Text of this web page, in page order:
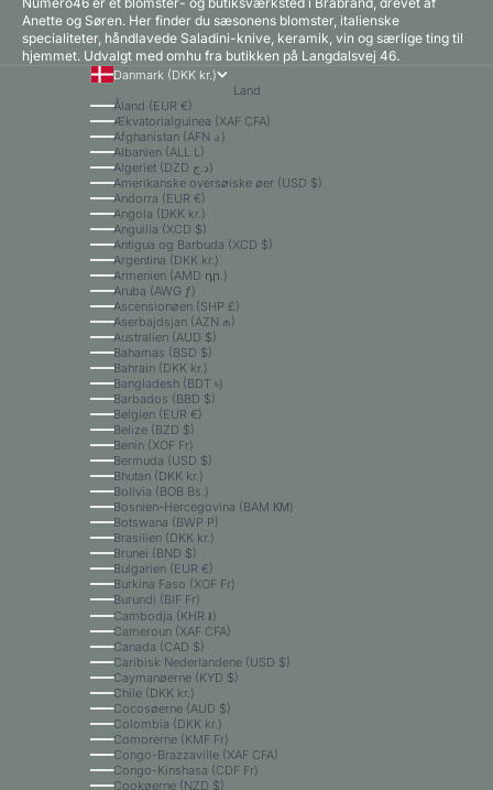
Anette og Søren. Her finder du sæsonens blomster, italienske
specialiteter, håndlavede Saladini-knive, keramik, vin og særlige ting til
hjemmet. Udvalgt med omhu fra butikken på Langdalsvej 46.
Danmark (DKK kr.)
Land
Åland (EUR €)
Ækvatorialguinea (XAF CFA)
Afghanistan (AFN ؋)
Albanien (ALL L)
Algeriet (DZD د.ج)
Amerikanske oversøiske øer (USD $)
Andorra (EUR €)
Angola (DKK kr.)
Anguilla (XCD $)
Antigua og Barbuda (XCD $)
Argentina (DKK kr.)
Armenien (AMD դր.)
Aruba (AWG ƒ)
Ascensionøen (SHP £)
Aserbajdsjan (AZN ₼)
Australien (AUD $)
Bahamas (BSD $)
Bahrain (DKK kr.)
Bangladesh (BDT ৳)
Barbados (BBD $)
Belgien (EUR €)
Belize (BZD $)
Benin (XOF Fr)
Bermuda (USD $)
Bhutan (DKK kr.)
Bolivia (BOB Bs.)
Bosnien-Hercegovina (BAM КМ)
Botswana (BWP P)
Brasilien (DKK kr.)
Brunei (BND $)
Bulgarien (EUR €)
Burkina Faso (XOF Fr)
Burundi (BIF Fr)
Cambodja (KHR ៛)
Cameroun (XAF CFA)
Canada (CAD $)
Caribisk Nederlandene (USD $)
Caymanøerne (KYD $)
Chile (DKK kr.)
Cocosøerne (AUD $)
Colombia (DKK kr.)
Comorerne (KMF Fr)
Congo-Brazzaville (XAF CFA)
Congo-Kinshasa (CDF Fr)
Cookøerne (NZD $)